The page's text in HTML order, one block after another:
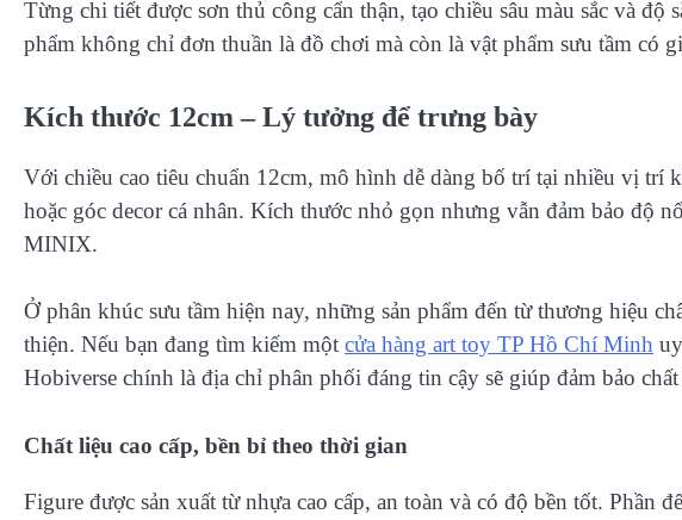
Từng chi tiết được sơn thủ công cẩn thận, tạo chiều sâu màu sắc và độ
phẩm không chỉ đơn thuần là đồ chơi mà còn là vật phẩm sưu tầm có
Kích thước 12cm – Lý tưởng để trưng bày
Với chiều cao tiêu chuẩn 12cm, mô hình dễ dàng bố trí tại nhiều vị trí
hoặc góc decor cá nhân. Kích thước nhỏ gọn nhưng vẫn đảm bảo độ
MINIX.
Ở phân khúc sưu tầm hiện nay, những sản phẩm đến từ thương hiệu
thiện. Nếu bạn đang tìm kiếm một cửa hàng art toy TP Hồ Chí Minh
Hobiverse chính là địa chỉ phân phối đáng tin cậy sẽ giúp đảm bảo
Chất liệu cao cấp, bền bỉ theo thời gian
Figure được sản xuất từ nhựa cao cấp, an toàn và có độ bền tốt. Phần